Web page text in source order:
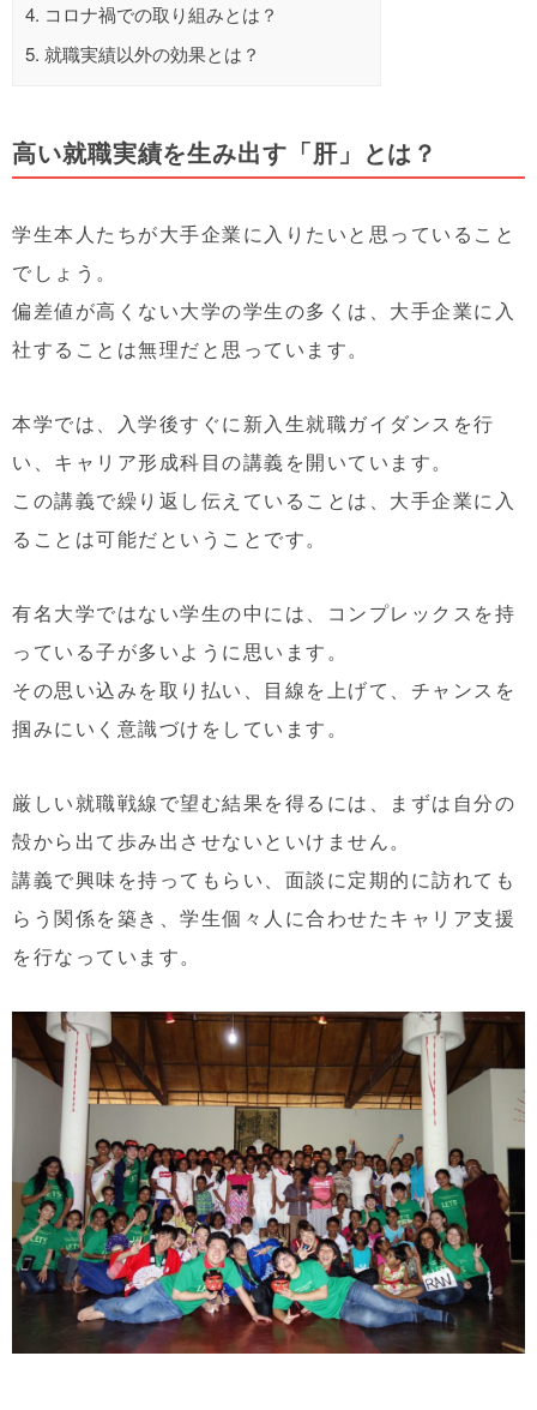
4. コロナ禍での取り組みとは？
5. 就職実績以外の効果とは？
高い就職実績を生み出す「肝」とは？
学生本人たちが大手企業に入りたいと思っていること
でしょう。
偏差値が高くない大学の学生の多くは、大手企業に入
社することは無理だと思っています。
本学では、入学後すぐに新入生就職ガイダンスを行
い、キャリア形成科目の講義を開いています。
この講義で繰り返し伝えていることは、大手企業に入
ることは可能だということです。
有名大学ではない学生の中には、コンプレックスを持
っている子が多いように思います。
その思い込みを取り払い、目線を上げて、チャンスを
掴みにいく意識づけをしています。
厳しい就職戦線で望む結果を得るには、まずは自分の
殻から出て歩み出させないといけません。
講義で興味を持ってもらい、面談に定期的に訪れても
らう関係を築き、学生個々人に合わせたキャリア支援
を行なっています。